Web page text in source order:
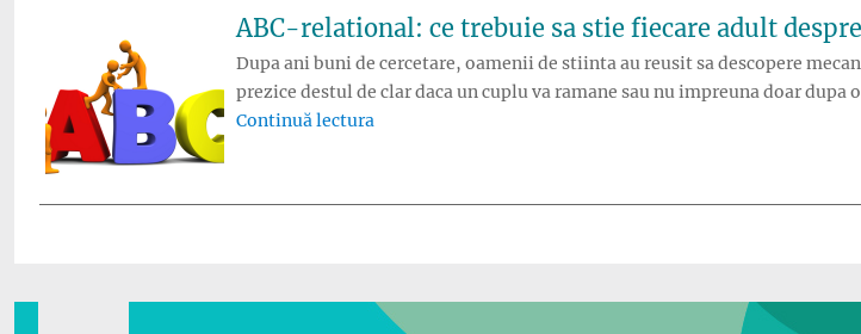
ABC-relational: ce trebuie sa stie fiecare adult
Dupa ani buni de cercetare, oamenii de stiinta au reusit sa descopere
prezice destul de clar daca un cuplu va ramane sau nu impreuna doar
Continuă lectura